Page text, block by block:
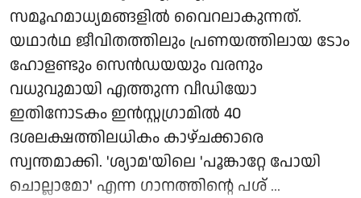
സമൂഹമാധ്യമങ്ങളിൽ വൈറലാകുന്നത്.
യഥാർഥ ജീവിതത്തിലും പ്രണയത്തിലായ ടോം
ഹോളണ്ടും സെൻഡയയും വരനും
വധുവുമായി എത്തുന്ന വീഡിയോ
ഇതിനോടകം ഇൻസ്റ്റഗ്രാമിൽ 40
ദശലക്ഷത്തിലധികം കാഴ്ചക്കാരെ
സ്വന്തമാക്കി. 'ശ്യാമ'യിലെ 'പൂങ്കാറ്റേ പോയി
ചൊല്ലാമോ' എന്ന ഗാനത്തിന്റെ പശ് ...